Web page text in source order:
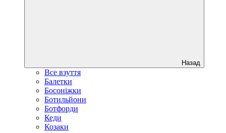
Назад
Все взуття
Балетки
Босоніжки
Ботильйони
Ботфорди
Кеди
Козаки